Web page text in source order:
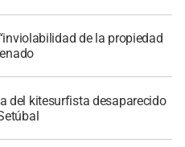
de la propiedad
del kitesurfista desaparecido